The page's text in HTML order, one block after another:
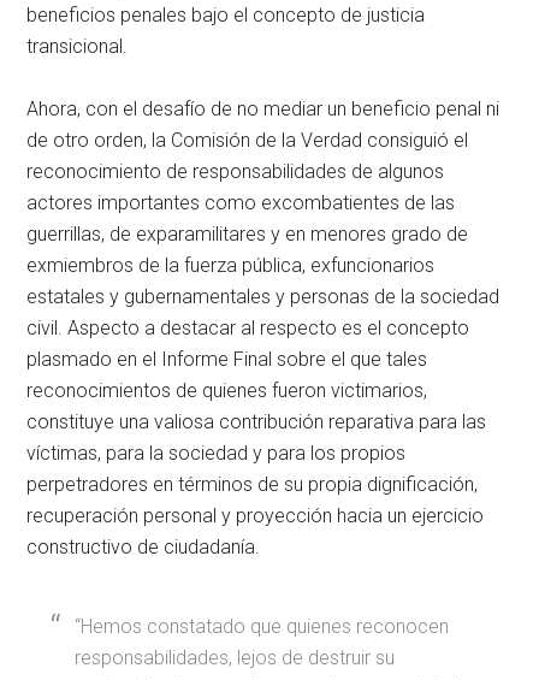
beneficios penales bajo el concepto de justicia
transicional.
Ahora, con el desafío de no mediar un beneficio penal ni
de otro orden, la Comisión de la Verdad consiguió el
reconocimiento de responsabilidades de algunos
actores importantes como excombatientes de las
guerrillas, de exparamilitares y en menores grado de
exmiembros de la fuerza pública, exfuncionarios
estatales y gubernamentales y personas de la sociedad
civil. Aspecto a destacar al respecto es el concepto
plasmado en el Informe Final sobre el que tales
reconocimientos de quienes fueron victimarios,
constituye una valiosa contribución reparativa para las
víctimas, para la sociedad y para los propios
perpetradores en términos de su propia dignificación,
recuperación personal y proyección hacia un ejercicio
constructivo de ciudadanía.
“Hemos constatado que quienes reconocen
responsabilidades, lejos de destruir su